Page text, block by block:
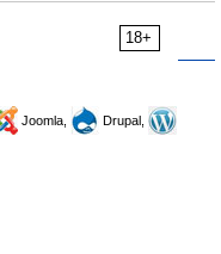
18+
Joomla,
Drupal,